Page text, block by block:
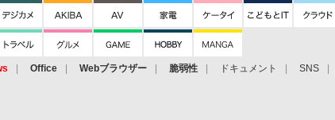
Office Webブラウザー 脆弱性 ドキュメント SNS